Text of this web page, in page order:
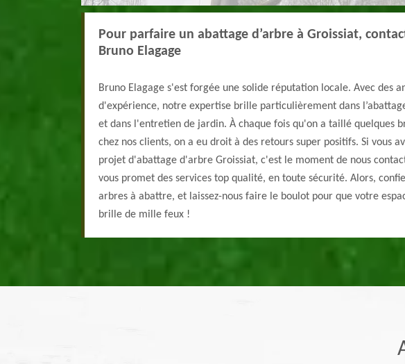
Pour parfaire un abattage d’arbre à Groissiat,
Bruno Elagage
Bruno Elagage s'est forgée une solide réputation locale. Avec des
d'expérience, notre expertise brille particulièrement dans
et dans l'entretien de jardin. À chaque fois qu'on a taillé quelques
chez nos clients, on a eu droit à des retours super positifs. Si vous
projet d'abattage d'arbre Groissiat, c'est le moment de nous
vous promet des services top qualité, en toute sécurité. Alors,
arbres à abattre, et laissez-nous faire le boulot pour que votre
brille de mille feux !